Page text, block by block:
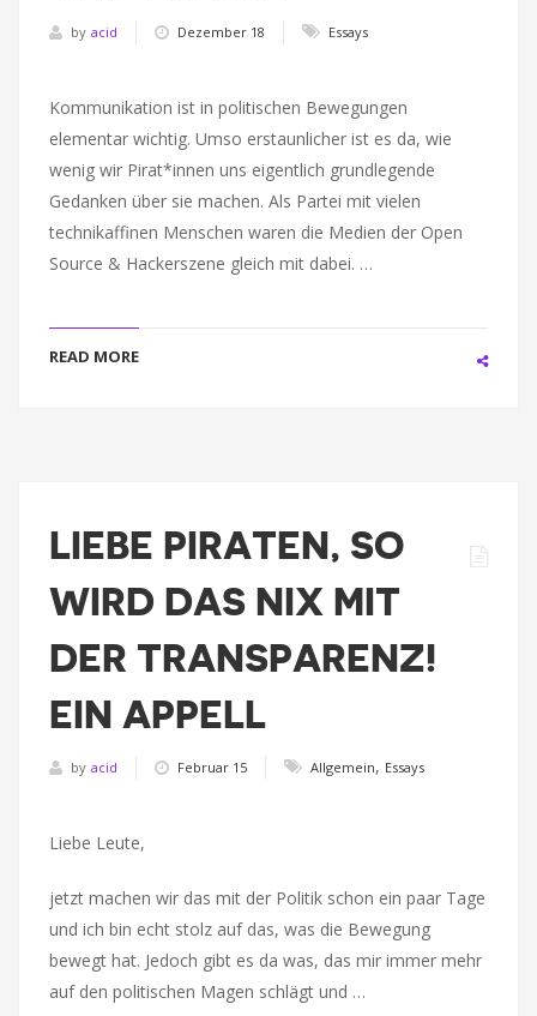
by acid Dezember 18 Essays
Kommunikation ist in politischen Bewegungen
elementar wichtig. Umso erstaunlicher ist es da, wie
wenig wir Pirat*innen uns eigentlich grundlegende
Gedanken über sie machen. Als Partei mit vielen
technikaffinen Menschen waren die Medien der Open
Source & Hackerszene gleich mit dabei. …
READ MORE
LIEBE PIRATEN, SO
WIRD DAS NIX MIT
DER TRANSPARENZ!
EIN APPELL
by acid Februar 15 Allgemein, Essays
Liebe Leute,
jetzt machen wir das mit der Politik schon ein paar Tage
und ich bin echt stolz auf das, was die Bewegung
bewegt hat. Jedoch gibt es da was, das mir immer mehr
auf den politischen Magen schlägt und …